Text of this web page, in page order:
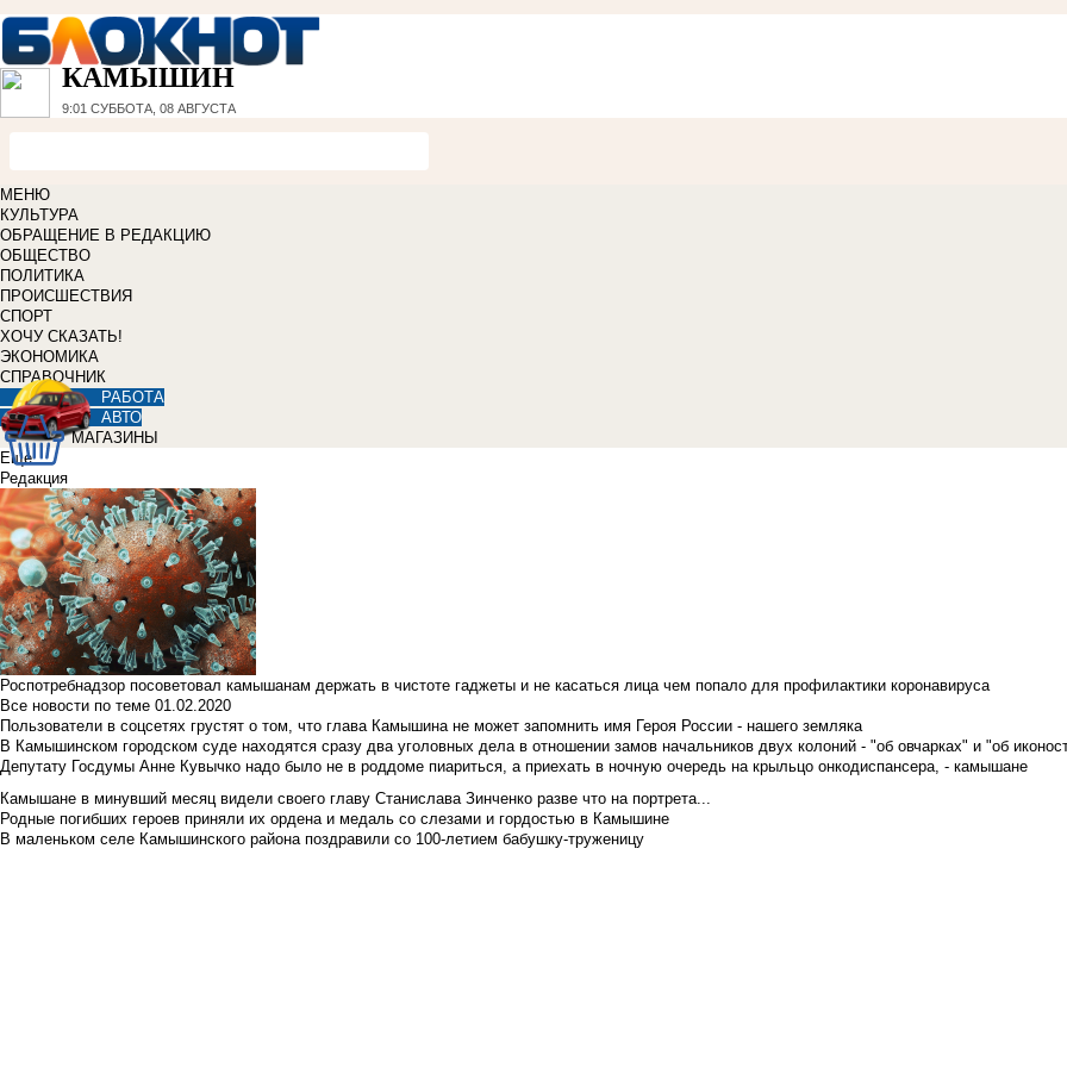
КАМЫШИН
9:01 СУББОТА, 08 АВГУСТА
МЕНЮ
КУЛЬТУРА
ОБРАЩЕНИЕ В РЕДАКЦИЮ
ОБЩЕСТВО
ПОЛИТИКА
ПРОИСШЕСТВИЯ
СПОРТ
ХОЧУ СКАЗАТЬ!
ЭКОНОМИКА
СПРАВОЧНИК
РАБОТА
АВТО
МАГАЗИНЫ
Еще
Редакция
Роспотребнадзор посоветовал камышанам держать в чистоте гаджеты и не касаться лица чем попало для профилактики коронавируса
Все новости по теме 01.02.2020
Пользователи в соцсетях грустят о том, что глава Камышина не может запомнить имя Героя России - нашего земляка
В Камышинском городском суде находятся сразу два уголовных дела в отношении замов начальников двух колоний - "об овчарках" и "об
Депутату Госдумы Анне Кувычко надо было не в роддоме пиариться, а приехать в ночную очередь на крыльцо онкодиспансера, - камышане
Камышане в минувший месяц видели своего главу Станислава Зинченко разве что на портрета...
Родные погибших героев приняли их ордена и медаль со слезами и гордостью в Камышине
В маленьком селе Камышинского района поздравили со 100-летием бабушку-труженицу